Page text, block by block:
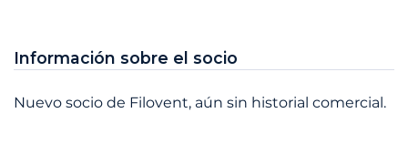
Información sobre el socio
Nuevo socio de Filovent, aún sin historial comercial.